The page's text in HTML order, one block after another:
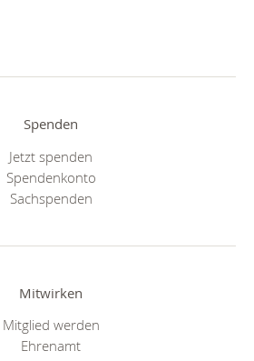
Spenden
Jetzt spenden
Spendenkonto
Sachspenden
Mitwirken
Mitglied werden
Ehrenamt